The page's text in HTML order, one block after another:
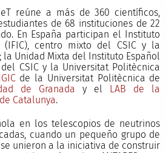
reúne a más de 360 científicos,
de 68 instituciones de 22
En España participan el Instituto
(IFIC), centro mixto del CSIC y la
Unidad Mixta del Instituto Español
CSIC y la Universitat Politècnica
de la Universitat Politècnica de
de Granada y el LAB de la
Catalunya.
en los telescopios de neutrinos
cuando un pequeño grupo de
unieron a la iniciativa de construir